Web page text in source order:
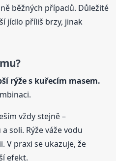
běžných případů. Důležité
jídlo příliš brzy, jinak
rýže s kuřecím masem.
vždy stejně –
soli. Rýže váže vodu
V praxi se ukazuje, že
efekt.